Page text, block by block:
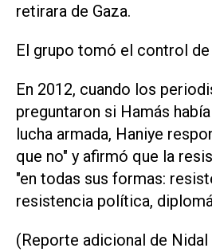
retirara de Gaza.
El grupo tomó el control de
En 2012, cuando los
preguntaron si Hamás
lucha armada, Haniye
que no" y afirmó que la
"en todas sus formas:
resistencia política,
(Reporte adicional de Nidal